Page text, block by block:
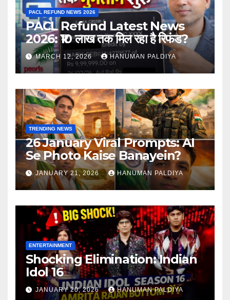
PACL REFUND NEWS 2026
PACL Refund Latest News
2026: ₹10 लाख तक मिल रहा है रिफंड?
MARCH 12, 2026 HANUMAN PALDIYA
TRENDING NEWS
26 January Viral Prompts: AI
Se Photo Kaise Banayein?
JANUARY 21, 2026 HANUMAN PALDIYA
ENTERTAINMENT
Shocking Elimination: Indian
Idol 16
JANUARY 20, 2026 HANUMAN PALDIYA